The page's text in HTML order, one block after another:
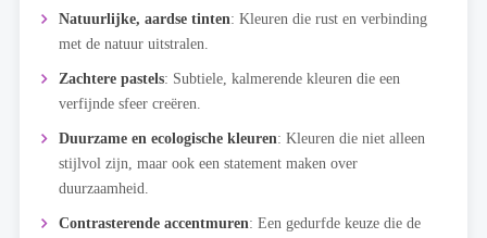
Natuurlijke, aardse tinten: Kleuren die rust en verbinding
met de natuur uitstralen.
Zachtere pastels: Subtiele, kalmerende kleuren die een
verfijnde sfeer creëren.
Duurzame en ecologische kleuren: Kleuren die niet alleen
stijlvol zijn, maar ook een statement maken over
duurzaamheid.
Contrasterende accentmuren: Een gedurfde keuze die de